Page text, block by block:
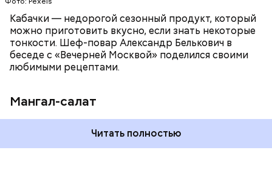
Кабачки — недорогой сезонный продукт, который
можно приготовить вкусно, если знать некоторые
тонкости. Шеф-повар Александр Белькович в
беседе с «Вечерней Москвой» поделился своими
любимыми рецептами.
Мангал-салат
Читать полностью
— Этот вариант кулича не содержит дрожжей,
поэтому люди, которые любят сидеть на диете,